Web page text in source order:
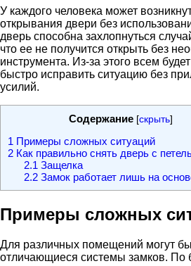
У каждого человека может
открывания двери без
дверь способна захлопнуться
что ее не получится открыть без
инструмента. Из-за этого всем
быстро исправить ситуацию без
усилий.
Содержание [скрыть]
1 Примеры сложных ситуаций
2 Как правильно снять дверь с
2.1 Защелка
2.2Замок работает лишь на
Примеры сложных
Для различных помещений могут
отличающиеся системы замков. По